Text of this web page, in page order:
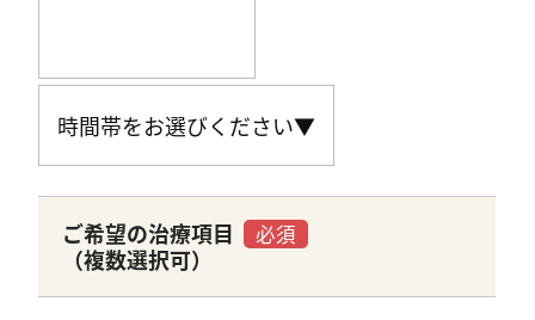
ご希望の治療項目 必須
（複数選択可）